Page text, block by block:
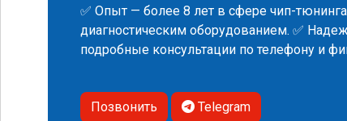
✅ Опыт — более 8 лет в сфере чип-
диагностическим оборудованием. ✅
подробные консультации по телефону и
Позвонить Telegram